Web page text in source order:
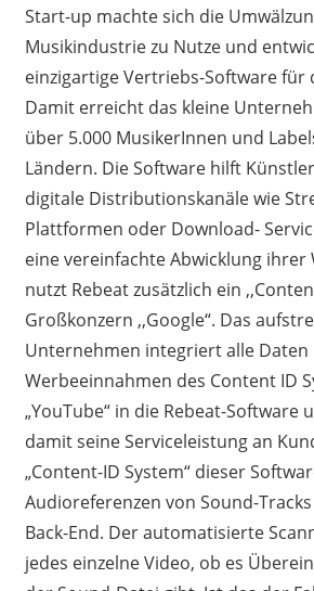
Start-up machte sich die
Musikindustrie zu Nutze und
einzigartige Vertriebs-Software für
Damit erreicht das kleine
über 5.000 MusikerInnen und
Ländern. Die Software hilft
digitale Distributionskanäle wie
Plattformen oder Download-
eine vereinfachte Abwicklung ihrer
nutzt Rebeat zusätzlich ein
Großkonzern ,,Google“. Das
Unternehmen integriert alle Daten
Werbeeinnahmen des Content ID
„YouTube“ in die Rebeat-Software
damit seine Serviceleistung an
„Content-ID System“ dieser
Audioreferenzen von Sound-Tracks
Back-End. Der automatisierte
jedes einzelne Video, ob es